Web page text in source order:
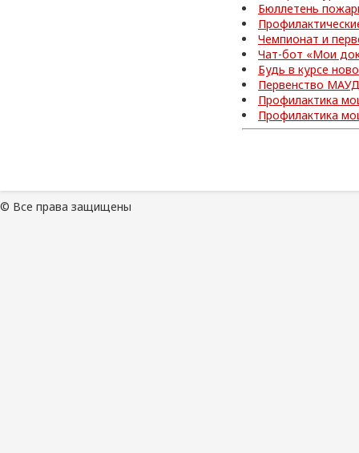
Бюллетень
Чемпионат и
Чат-бот «Мои
Будь в курсе
Первенство
Профилактика
Профилактика
© Все права защищены